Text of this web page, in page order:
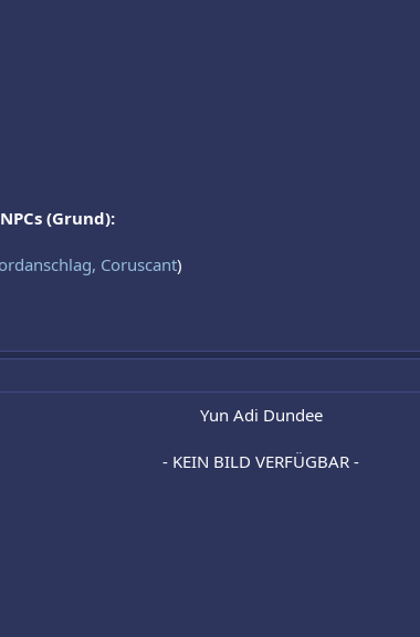
(Grund):
Coruscant)
Yun Adi Dundee
- KEIN BILD VERFÜGBAR -​